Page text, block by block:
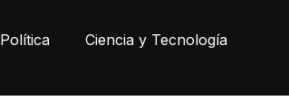
Política Ciencia y Tecnología